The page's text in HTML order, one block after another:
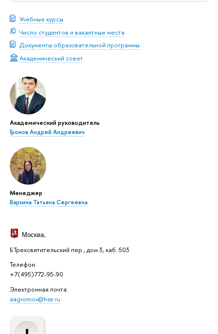
Учебные курсы
Число студентов и вакантные места
Документы образовательной программы
Академический совет
Академический руководитель
Громов Андрей Андреевич
Менеджер
Варзина Татьяна Сергеевна
Москва,
Б.Трехсвятительский пер., дом 3, каб. 503
Телефон:
+7(495)772-95-90
Электронная почта:
aagromov@hse.ru